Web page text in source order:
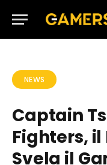
NEWS
Captain
Fighters,
Svela il